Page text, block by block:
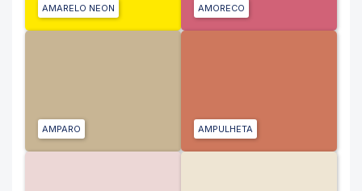
AMARELO NEON AMORECO
AMPARO AMPULHETA